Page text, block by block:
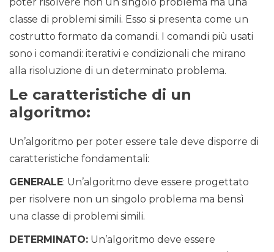
poter risolvere non un singolo problema ma una
classe di problemi simili. Esso si presenta come un
costrutto formato da comandi. I comandi più usati
sono i comandi: iterativi e condizionali che mirano
alla risoluzione di un determinato problema.
Le caratteristiche di un
algoritmo:
Un’algoritmo per poter essere tale deve disporre di
caratteristiche fondamentali:
GENERALE: Un’algoritmo deve essere progettato
per risolvere non un singolo problema ma bensì
una classe di problemi simili.
DETERMINATO: Un’algoritmo deve essere